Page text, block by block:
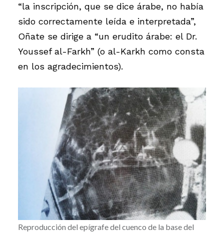
“la inscripción, que se dice árabe, no había
sido correctamente leída e interpretada”,
Oñate se dirige a “un erudito árabe: el Dr.
Youssef al-Farkh” (o al-Karkh como consta
en los agradecimientos).
Reproducción del epígrafe del cuenco de la base del